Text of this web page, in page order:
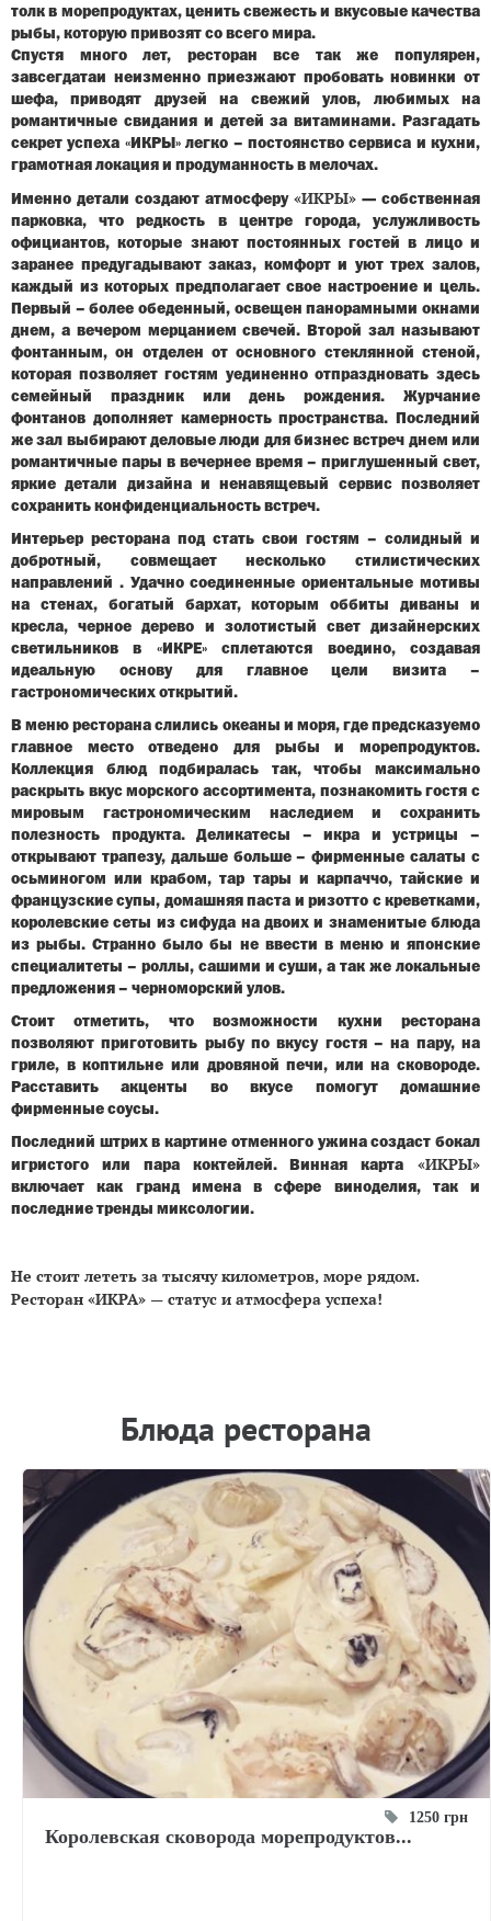
толк в морепродуктах, ценить свежесть и вкусовые качества
рыбы, которую привозят со всего мира.
Спустя много лет, ресторан все так же популярен,
завсегдатаи неизменно приезжают пробовать новинки от
шефа, приводят друзей на свежий улов, любимых на
романтичные свидания и детей за витаминами. Разгадать
секрет успеха «ИКРЫ» легко – постоянство сервиса и кухни,
грамотная локация и продуманность в мелочах.
Именно детали создают атмосферу «ИКРЫ» — собственная
парковка, что редкость в центре города, услужливость
официантов, которые знают постоянных гостей в лицо и
заранее предугадывают заказ, комфорт и уют трех залов,
каждый из которых предполагает свое настроение и цель.
Первый – более обеденный, освещен панорамными окнами
днем, а вечером мерцанием свечей. Второй зал называют
фонтанным, он отделен от основного стеклянной стеной,
которая позволяет гостям уединенно отпраздновать здесь
семейный праздник или день рождения. Журчание
фонтанов дополняет камерность пространства. Последний
же зал выбирают деловые люди для бизнес встреч днем или
романтичные пары в вечернее время – приглушенный свет,
яркие детали дизайна и ненавящевый сервис позволяет
сохранить конфиденциальность встреч.
Интерьер ресторана под стать свои гостям – солидный и
добротный, совмещает несколько стилистических
направлений . Удачно соединенные ориентальные мотивы
на стенах, богатый бархат, которым оббиты диваны и
кресла, черное дерево и золотистый свет дизайнерских
светильников в «ИКРЕ» сплетаются воедино, создавая
идеальную основу для главное цели визита –
гастрономических открытий.
В меню ресторана слились океаны и моря, где предсказуемо
главное место отведено для рыбы и морепродуктов.
Коллекция блюд подбиралась так, чтобы максимально
раскрыть вкус морского ассортимента, познакомить гостя с
мировым гастрономическим наследием и сохранить
полезность продукта. Деликатесы – икра и устрицы –
открывают трапезу, дальше больше – фирменные салаты с
осьминогом или крабом, тар тары и карпаччо, тайские и
французские супы, домашняя паста и ризотто с креветками,
королевские сеты из сифуда на двоих и знаменитые блюда
из рыбы. Странно было бы не ввести в меню и японские
специалитеты – роллы, сашими и суши, а так же локальные
предложения – черноморский улов.
Стоит отметить, что возможности кухни ресторана
позволяют приготовить рыбу по вкусу гостя – на пару, на
гриле, в коптильне или дровяной печи, или на сковороде.
Расставить акценты во вкусе помогут домашние
фирменные соусы.
Последний штрих в картине отменного ужина создаст бокал
игристого или пара коктейлей. Винная карта
«ИКРЫ»
включает как гранд имена в сфере виноделия, так и
последние тренды миксологии.
Не стоит лететь за тысячу километров, море рядом.
Ресторан «ИКРА» — статус и атмосфера успеха!
Блюда ресторана
1250 грн
Королевская сковорода морепродуктов...